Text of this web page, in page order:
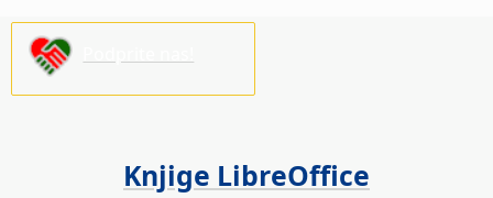
Knjige LibreOffice